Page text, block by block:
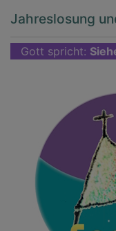
Jahreslosung
Gott spricht: